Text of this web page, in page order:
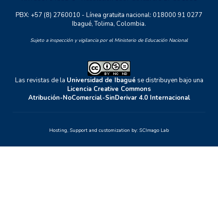
PBX: +57 (8) 2760010 - Línea gratuita nacional: 018000 91 0277
Ibagué, Tolima, Colombia.
Sujeto a inspección y vigilancia por el Ministerio de Educación Nacional
Las revistas de la Universidad de Ibagué se distribuyen bajo una
Licencia Creative Commons
Atribución-NoComercial-SinDerivar 4.0 Internacional
Hosting, Support and customization by: SCImago Lab